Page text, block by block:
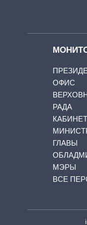
ОФИС
РАДА
КАБИНЕТ
ГЛАВЫ
МЭРЫ
ВСЕ